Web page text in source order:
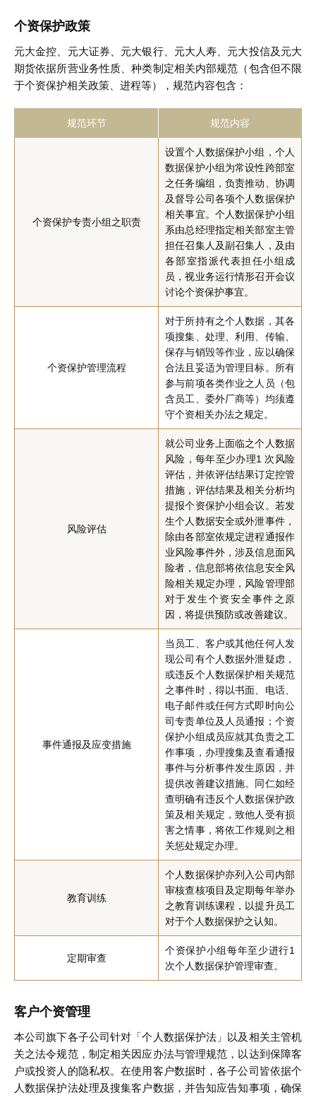
个资保护政策
元大金控、元大证券、元大银行、元大人寿、元大投信及元大
期货依据所营业务性质、种类制定相关内部规范（包含但不限
于个资保护相关政策、进程等），规范内容包含：
规范环节 规范内容
个资保护专责小组之职责
设置个人数据保护小组，个人
数据保护小组为常设性跨部室
之任务编组，负责推动、协调
及督导公司各项个人数据保护
相关事宜。个人数据保护小组
系由总经理指定相关部室主管
担任召集人及副召集人，及由
各部室指派代表担任小组成
员，视业务运行情形召开会议
讨论个资保护事宜。
个资保护管理流程
对于所持有之个人数据，其各
项搜集、处理、利用、传输、
保存与销毁等作业，应以确保
合法且妥适为管理目标。所有
参与前项各类作业之人员（包
含员工、委外厂商等）均须遵
守个资相关办法之规定。
风险评估
就公司业务上面临之个人数据
风险，每年至少办理1 次风险
评估，并依评估结果订定控管
措施，评估结果及相关分析均
提报个资保护小组会议。若发
生个人数据安全或外泄事件，
除由各部室依规定进程通报作
业风险事件外，涉及信息面风
险者，信息部将依信息安全风
险相关规定办理，风险管理部
对于发生个资安全事件之原
因，将提供预防或改善建议。
事件通报及应变措施
当员工、客户或其他任何人发
现公司有个人数据外泄疑虑，
或违反个人数据保护相关规范
之事件时，得以书面、电话、
电子邮件或任何方式即时向公
司专责单位及人员通报；个资
保护小组成员应就其负责之工
作事项，办理搜集及查看通报
事件与分析事件发生原因，并
提供改善建议措施。同仁如经
查明确有违反个人数据保护政
策及相关规定，致他人受有损
害之情事，将依工作规则之相
关惩处规定办理。
教育训练
个人数据保护亦列入公司内部
审核查核项目及定期每年举办
之教育训练课程，以提升员工
对于个人数据保护之认知。
定期审查
个资保护小组每年至少进行1
次个人数据保护管理审查。
客户个资管理
本公司旗下各子公司针对「个人数据保护法」以及相关主管机
关之法令规范，制定相关因应办法与管理规范，以达到保障客
户或投资人的隐私权。在使用客户数据时，各子公司皆依据个
人数据保护法处理及搜集客户数据，并告知应告知事项，确保